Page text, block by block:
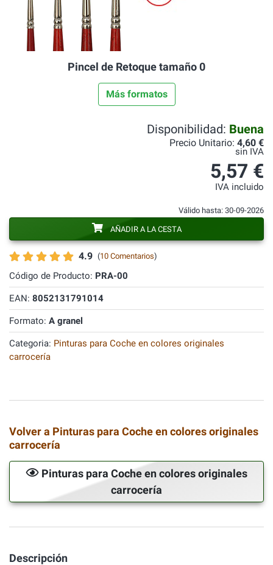
Pincel de Retoque tamaño 0
Más formatos
4.9 (10 Comentarios)
Código de Producto: PRA-00
EAN: 8052131791014
Formato: A granel
Categoria: Pinturas para Coche en colores originales
carrocería
Disponibilidad: Buena
Precio Unitario: 4,60 €
sin IVA
5,57 €
IVA incluido
Válido hasta: 30-09-2026
AÑADIR A LA CESTA
Volver a Pinturas para Coche en colores originales
carrocería
Pinturas para Coche en colores originales
carrocería
Descripción